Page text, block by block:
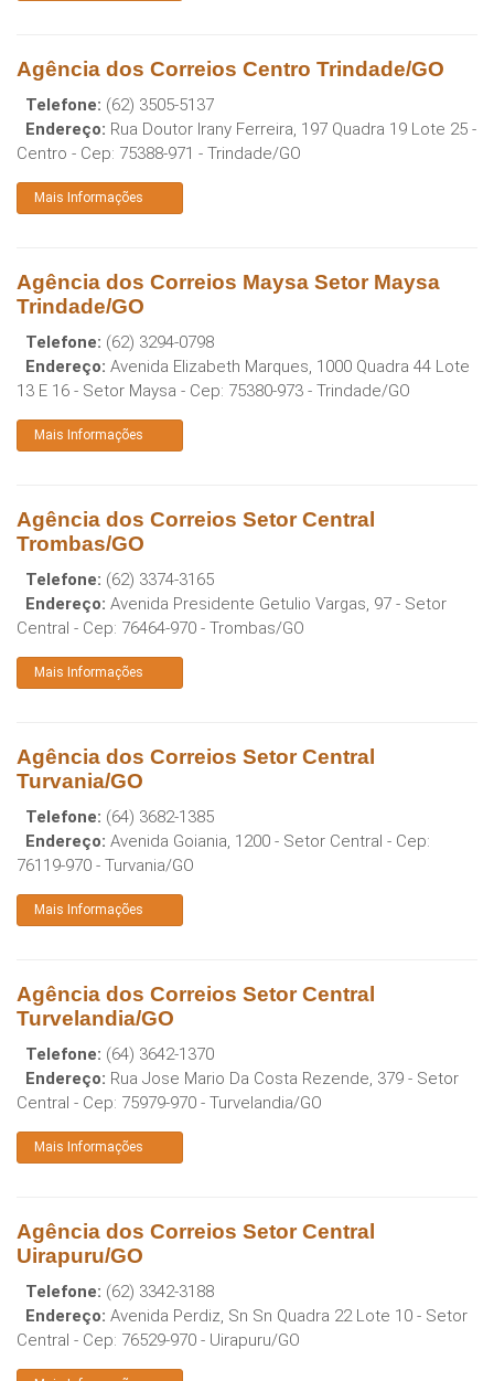
Agência dos Correios Centro Trindade/GO
Telefone: (62) 3505-5137
Endereço: Rua Doutor Irany Ferreira, 197 Quadra 19 Lote 25 -
Centro - Cep: 75388-971 - Trindade/GO
Mais Informações
Agência dos Correios Maysa Setor Maysa
Trindade/GO
Telefone: (62) 3294-0798
Endereço: Avenida Elizabeth Marques, 1000 Quadra 44 Lote
13 E 16 - Setor Maysa - Cep: 75380-973 - Trindade/GO
Mais Informações
Agência dos Correios Setor Central
Trombas/GO
Telefone: (62) 3374-3165
Endereço: Avenida Presidente Getulio Vargas, 97 - Setor
Central - Cep: 76464-970 - Trombas/GO
Mais Informações
Agência dos Correios Setor Central
Turvania/GO
Telefone: (64) 3682-1385
Endereço: Avenida Goiania, 1200 - Setor Central - Cep:
76119-970 - Turvania/GO
Mais Informações
Agência dos Correios Setor Central
Turvelandia/GO
Telefone: (64) 3642-1370
Endereço: Rua Jose Mario Da Costa Rezende, 379 - Setor
Central - Cep: 75979-970 - Turvelandia/GO
Mais Informações
Agência dos Correios Setor Central
Uirapuru/GO
Telefone: (62) 3342-3188
Endereço: Avenida Perdiz, Sn Sn Quadra 22 Lote 10 - Setor
Central - Cep: 76529-970 - Uirapuru/GO